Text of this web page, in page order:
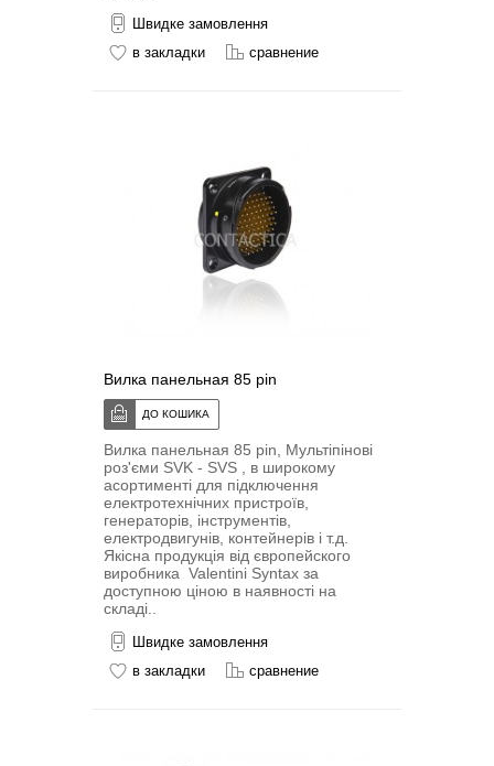
Швидке замовлення
в закладки
сравнение
Вилка панельная 85 pin
Вилка панельная 85 pin, Мультіпіновi
роз'єми SVK - SVS , в широкому
асортименті для підключення
електротехнічних пристроїв,
генераторів, інструментів,
електродвигунів, контейнерів і т.д.
Якісна продукція від європейского
виробника Valentini Syntax за
доступною ціною в наявності на
складі..
Швидке замовлення
в закладки
сравнение